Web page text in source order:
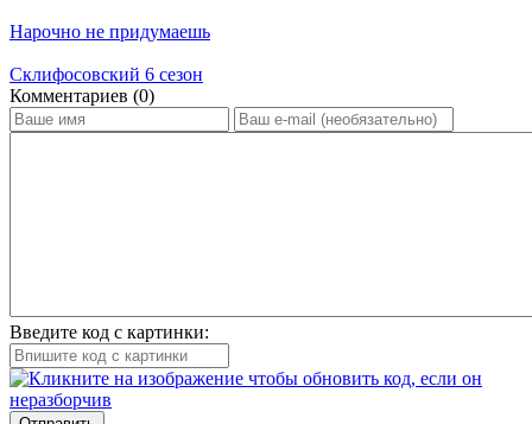
Нарочно не придумаешь
Склифосовский 6 сезон
Ком­мен­та­ри­ев (0)
Введите код с картинки: